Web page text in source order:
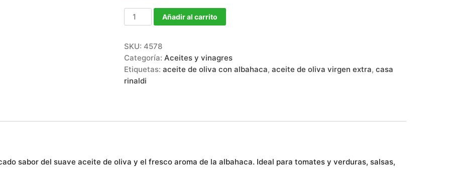
Añadir al carrito
SKU: 4578
Categoría:Aceites y vinagres
Etiquetas:aceite de oliva con albahaca,aceite de oliva virgen extra,casa
rinaldi
sabor del suave aceite de oliva y el fresco aroma de la albahaca. Ideal para tomates y verduras, salsas,